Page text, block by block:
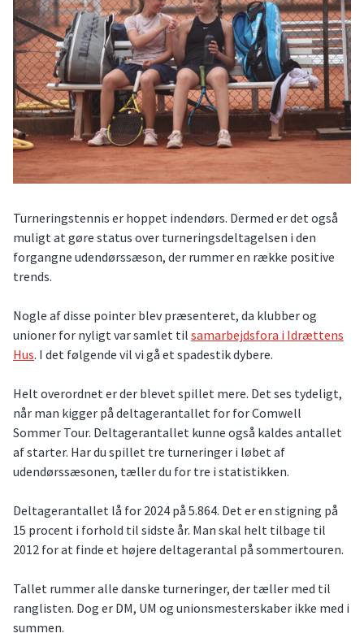
Turneringstennis er hoppet indendørs. Dermed er det også
muligt at gøre status over turneringsdeltagelsen i den
forgangne udendørssæson, der rummer en række positive
trends.
Nogle af disse pointer blev præsenteret, da klubber og
unioner for nyligt var samlet til samarbejdsfora i Idrættens
Hus. I det følgende vil vi gå et spadestik dybere.
Helt overordnet er der blevet spillet mere. Det ses tydeligt,
når man kigger på deltagerantallet for for Comwell
Sommer Tour. Deltagerantallet kunne også kaldes antallet
af starter. Har du spillet tre turneringer i løbet af
udendørssæsonen, tæller du for tre i statistikken.
Deltagerantallet lå for 2024 på 5.864. Det er en stigning på
15 procent i forhold til sidste år. Man skal helt tilbage til
2012 for at finde et højere deltagerantal på sommertouren.
Tallet rummer alle danske turneringer, der tæller med til
ranglisten. Dog er DM, UM og unionsmesterskaber ikke med i
summen.